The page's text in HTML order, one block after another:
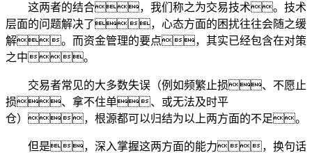
这两者的结合，我们称之为交易技术。技术
层面的问题解决了，心态方面的困扰往往会随之缓
解。而资金管理的要点，其实已经包含在对策
之中。
交易者常见的大多数失误（例如频繁止损、不愿止
损、拿不住单、或无法及时平
仓），根源都可以归结为以上两方面的不足。
但是，深入掌握这两方面的能力，换句话